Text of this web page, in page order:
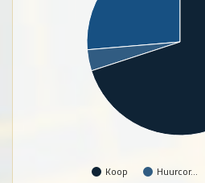
Koop Huurcor…